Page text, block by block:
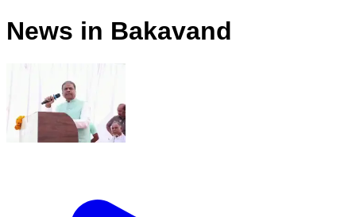
News in Bakavand